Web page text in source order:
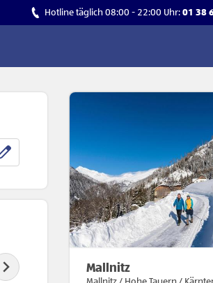
Hotline täglich 08:00 - 22:00 Uhr: 01 38
Mallnitz